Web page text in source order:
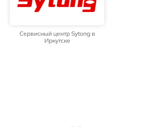
Сервисный центр Sytong в
Иркутске